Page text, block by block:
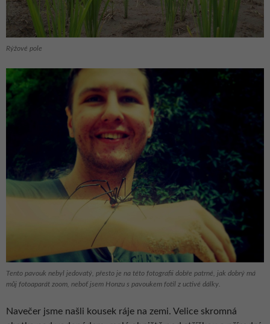
Rýžové pole
Tento pavouk nebyl jedovatý, přesto je na této fotografii dobře patrné, jak dobrý má
můj fotoaparát zoom, neboť jsem Honzu s pavoukem fotil z uctivé dálky.
Navečer jsme našli kousek ráje na zemi. Velice skromná